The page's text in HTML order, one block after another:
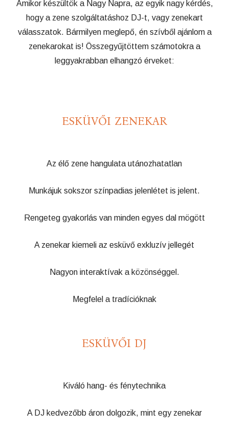
Amikor készültök a Nagy Napra, az egyik nagy kérdés,
hogy a zene szolgáltatáshoz DJ-t, vagy zenekart
válasszatok. Bármilyen meglepő, én szívből ajánlom a
zenekarokat is! Összegyűjtöttem számotokra a
leggyakrabban elhangzó érveket:
ESKÜVŐI ZENEKAR
Az élő zene hangulata utánozhatatlan
Munkájuk sokszor színpadias jelenlétet is jelent.
Rengeteg gyakorlás van minden egyes dal mögött
A zenekar kiemeli az esküvő exkluzív jellegét
Nagyon interaktívak a közönséggel.
Megfelel a tradícióknak
ESKÜVŐI DJ
Kiváló hang- és fénytechnika
A DJ kedvezőbb áron dolgozik, mint egy zenekar